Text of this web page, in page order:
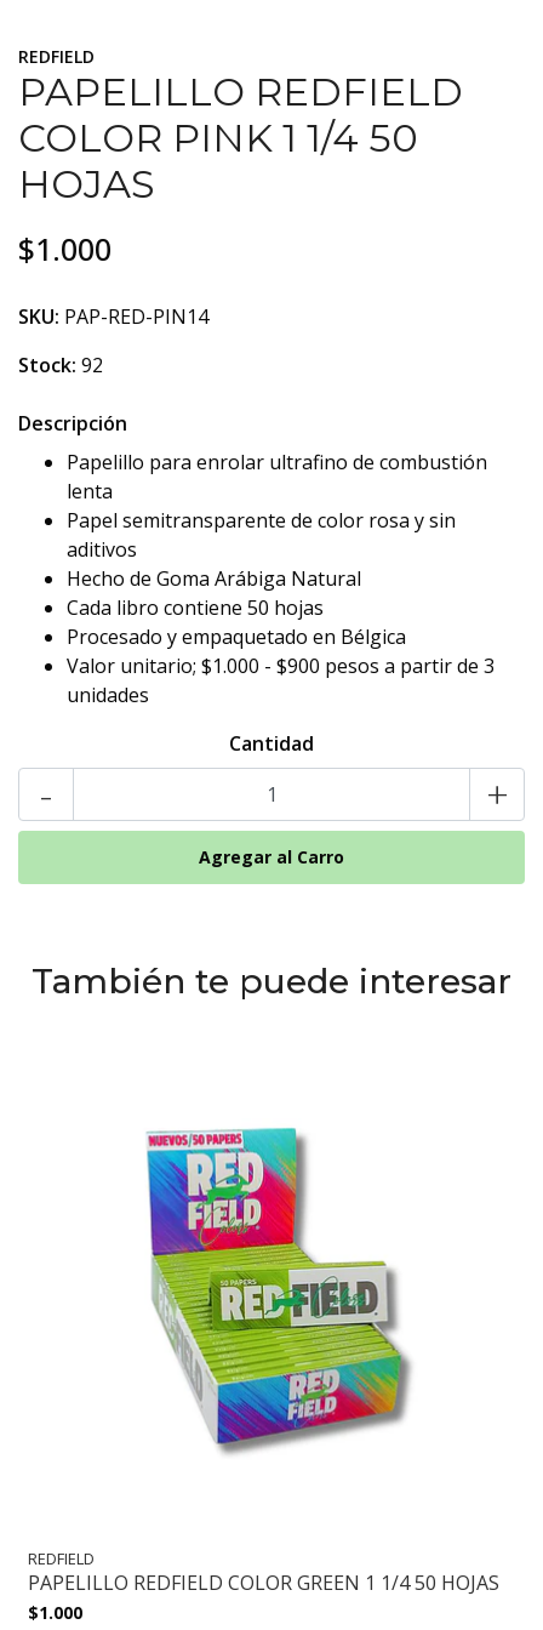
REDFIELD
PAPELILLO REDFIELD
COLOR PINK 1 1/4 50
HOJAS
$1.000
SKU: PAP-RED-PIN14
Stock: 92
Descripción
Papelillo para enrolar ultrafino de combustión
lenta
Papel semitransparente de color rosa y sin
aditivos
Hecho de Goma Arábiga Natural
Cada libro contiene 50 hojas
Procesado y empaquetado en Bélgica
Valor unitario; $1.000 - $900 pesos a partir de 3
unidades
Cantidad
- +
También te puede interesar
REDFIELD
PAPELILLO REDFIELD COLOR GREEN 1 1/4 50 HOJAS
$1.000